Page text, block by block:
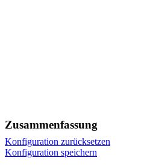
Zusammenfassung
Konfiguration zurücksetzen
Konfiguration speichern